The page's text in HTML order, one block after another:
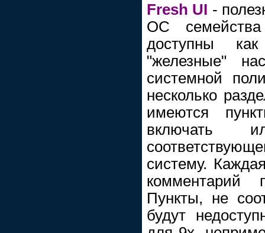
Fresh UI -
ОС
доступны
"железные"
системной
несколько
имеются
включать
систему.
Пункты, не
будут